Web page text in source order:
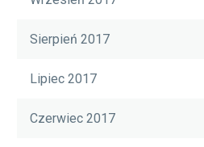
Sierpień 2017
Lipiec 2017
Czerwiec 2017